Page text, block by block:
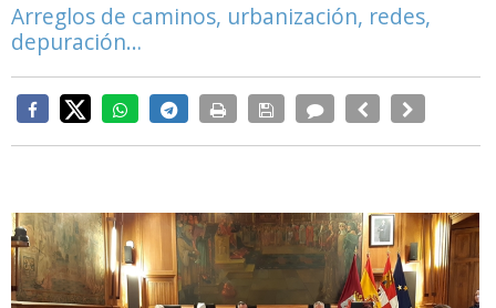
Arreglos de caminos, urbanización, redes,
depuración…